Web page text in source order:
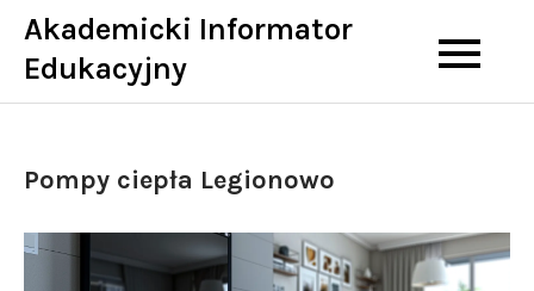
Skip
content
Akademicki Informator
Edukacyjny
Pompy ciepła Legionowo